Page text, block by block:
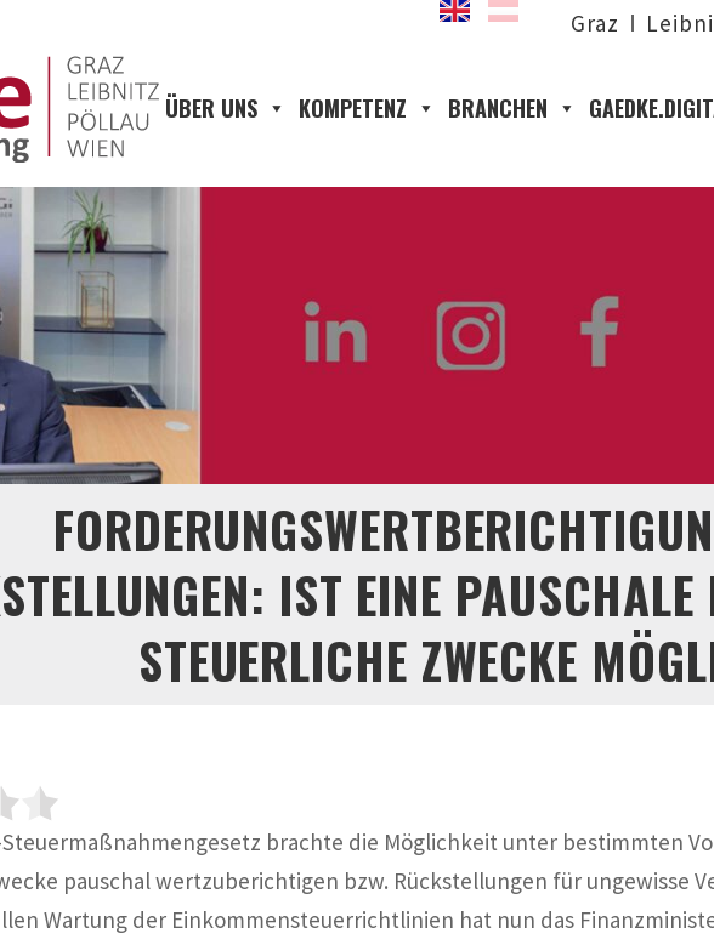
Graz
ÜBER UNS KOMPETENZ BRANCHEN
IST EINE
STEUERLICHE ZWECKE
Steuermaßnahmengesetz brachte die Möglichkeit unter bestimmten
pauschal wertzuberichtigen bzw. Rückstellungen für ungewisse
Wartung der Einkommensteuerrichtlinien hat nun das